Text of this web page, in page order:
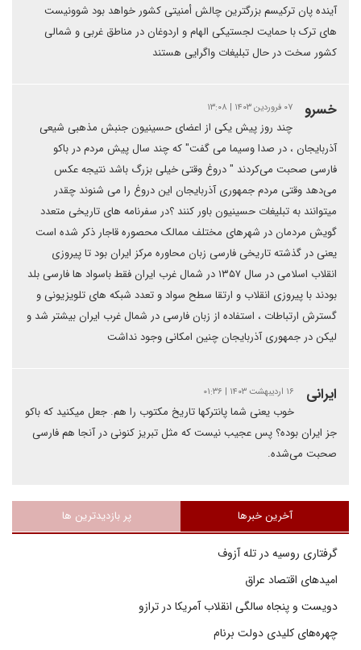
آینده پان ترکیسم بزرگترین چالش أمنیتی کشور خواهد بود شوونیست
های ترک با حمایت لجستیکی الهام و اردوغان در مناطق غربی و شمالی
کشور سخت در حال تبلیغات واگرایی هستند
خسرو ۰۷ فروردین ۱۴۰۳ | ۱۳:۰۸
چند روز پیش یکی از اعضای حسینیون جنبش مذهبی شیعی
آذربایجان ، در صدا وسیما می گفت" که چند سال پیش مردم در باکو
فارسی صحبت می‌کردند " دروغ وقتی خیلی بزرگ باشد نتیجه عکس
می‌دهد وقتی مردم جمهوری آذربایجان این دروغ را می شنوند چقدر
میتوانند به تبلیغات حسینیون باور کنند ؟در سفرنامه های تاریخی متعدد
گویش مردمان در شهرهای مختلف ممالک محصوره قاجار ذکر شده است
یعنی در گذشته تاریخی فارسی زبان محاوره مرکز ایران بود تا پیروزی
انقلاب اسلامی در سال ۱۳۵۷ در شمال غرب ایران فقط باسواد ها فارسی بلد
بودند با پیروزی انقلاب و ارتقا سطح سواد و تعدد شبکه های تلویزیونی و
گسترش ارتباطات ، استفاده از زبان فارسی در شمال غرب ایران بیشتر شد و
لیکن در جمهوری آذربایجان چنین امکانی وجود نداشت
ایرانی ۱۶ اردیبهشت ۱۴۰۳ | ۰۱:۳۶
خوب یعنی شما پانترکها تاریخ مکتوب را هم. جعل میکنید که باکو
جز ایران بوده؟ پس عجیب نیست که مثل تبریز کنونی در آنجا هم فارسی
صحبت می‌شده.
آخرین خبرها پر بازدیدترین ها
گرفتاری روسیه در تله آزوف
امیدهای اقتصاد عراق
دویست و پنجاه سالگی انقلاب آمریکا در ترازو
چهره‌های کلیدی دولت برنام